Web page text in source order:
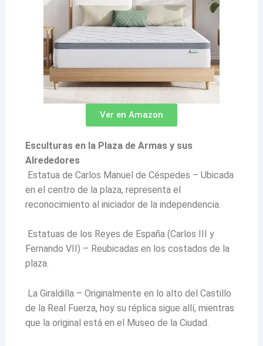
Ver en Amazon
Esculturas en la Plaza de Armas y sus
Alrededores
Estatua de Carlos Manuel de Céspedes – Ubicada
en el centro de la plaza, representa el
reconocimiento al iniciador de la independencia.
Estatuas de los Reyes de España (Carlos III y
Fernando VII) – Reubicadas en los costados de la
plaza.
La Giraldilla – Originalmente en lo alto del Castillo
de la Real Fuerza, hoy su réplica sigue allí, mientras
que la original está en el Museo de la Ciudad.